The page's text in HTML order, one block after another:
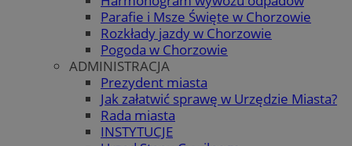
Parafie i Msze Święte w Chorzowie
Rozkłady jazdy w Chorzowie
Pogoda w Chorzowie
ADMINISTRACJA
Prezydent miasta
Jak załatwić sprawę w Urzędzie Miasta?
Rada miasta
INSTYTUCJE